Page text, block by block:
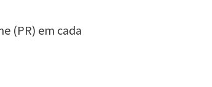
(PR) em cada